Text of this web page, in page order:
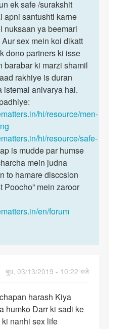
ek safe /surakshit
apni santushti karne
nuksaan ya beemari
sex mein koi dikatt
dono partners ki isse
barabar ki marzi shamil
rakhiye is duran
istemal anivarya hai.
hi/resource/men-
hi/resource/safe-
is mudde par humse
mein judna
to hamare disccsion
Poocho” mein zaroor
en/forum
बुध, 03/13/2019 - 10:22 बजे
harash Kiya
humko Darr ki sadi ke
nanhi sex life